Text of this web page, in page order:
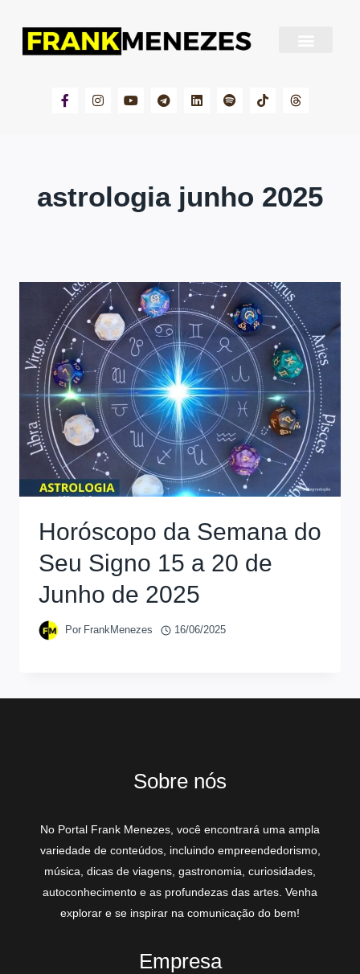
astrologia junho 2025
Horóscopo da Semana do
Seu Signo 15 a 20 de
Junho de 2025
Por FrankMenezes 16/06/2025
Sobre nós
No Portal Frank Menezes, você encontrará uma ampla
variedade de conteúdos, incluindo empreendedorismo,
música, dicas de viagens, gastronomia, curiosidades,
autoconhecimento e as profundezas das artes. Venha
explorar e se inspirar na comunicação do bem!
Empresa